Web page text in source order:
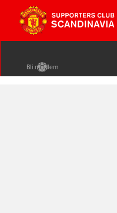
Bli medlem